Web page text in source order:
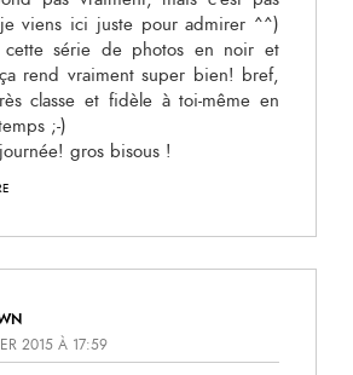
viens ici juste pour admirer ^^)
cette série de photos en noir et
rend vraiment super bien! bref,
classe et fidèle à toi-même en
;-)
gros bisous !
2015 À 17:59